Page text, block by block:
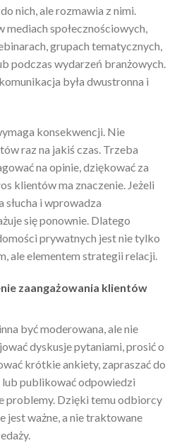
nich, ale rozmawia z nimi.
mediach społecznościowych,
grupach tematycznych,
podczas wydarzeń branżowych.
była dwustronna i
konsekwencji. Nie
raz na jakiś czas. Trzeba
na opinie, dziękować za
klientów ma znaczenie. Jeżeli
i wprowadza
się ponownie. Dlatego
prywatnych jest nie tylko
ale elementem strategii relacji.
zaangażowania klientów
być moderowana, ale nie
dyskusje pytaniami, prosić o
krótkie ankiety, zapraszać do
publikować odpowiedzi
problemy. Dzięki temu odbiorcy
jest ważne, a nie traktowane